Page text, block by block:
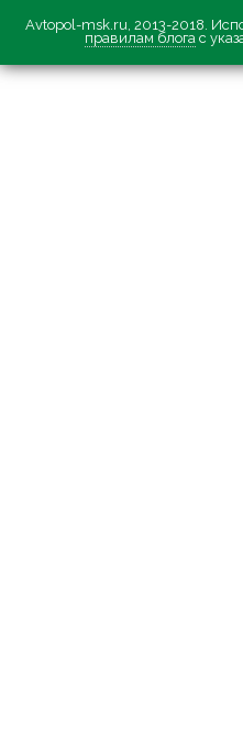
Avtopol-msk.ru, 2013-2018.
правилам блога с